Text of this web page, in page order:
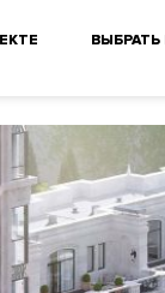
ВЫБРАТЬ